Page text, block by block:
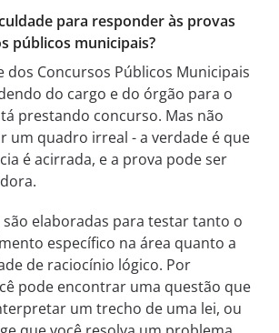
para responder às provas
públicos municipais?
dos Concursos Públicos Municipais
do cargo e do órgão para o
prestando concurso. Mas não
um quadro irreal - a verdade é que
é acirrada, e a prova pode ser
são elaboradas para testar tanto o
específico na área quanto a
de raciocínio lógico. Por
pode encontrar uma questão que
um trecho de uma lei, ou